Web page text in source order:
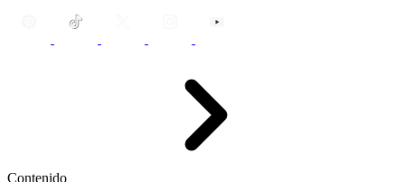
Contenido